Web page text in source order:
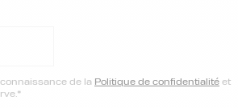
de la Politique de confidentialité et